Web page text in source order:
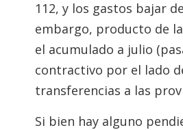
112, y los gastos bajar
embargo, producto de
el acumulado a julio
contractivo por el lado
transferencias a las
Si bien hay alguno